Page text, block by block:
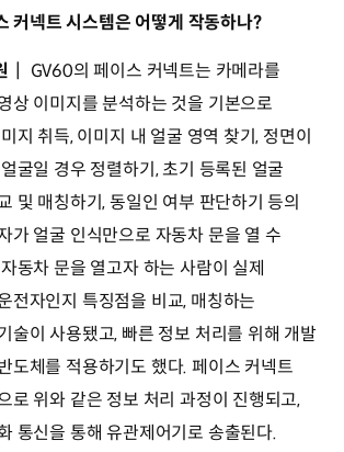
커넥트 시스템은 어떻게 작동하나?
┃ GV60의 페이스 커넥트는 카메라를
상 이미지를 분석하는 것을 기본으로
지 취득, 이미지 내 얼굴 영역 찾기, 정면이
굴일 경우 정렬하기, 초기 등록된 얼굴
및 매칭하기, 동일인 여부 판단하기 등의
가 얼굴 인식만으로 자동차 문을 열 수
동차 문을 열고자 하는 사람이 실제
전자인지 특징점을 비교, 매칭하는
술이 사용됐고, 빠른 정보 처리를 위해 개발
도체를 적용하기도 했다. 페이스 커넥트
로 위와 같은 정보 처리 과정이 진행되고,
통신을 통해 유관제어기로 송출된다.